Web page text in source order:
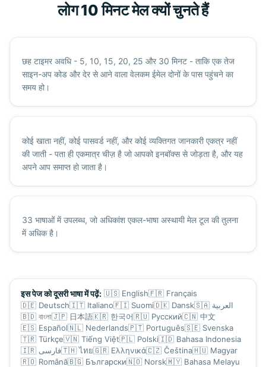
लोग 10 मिनट मेल क्यों चुनते हैं
छह टाइमर अवधि - 5, 10, 15, 20, 25 और 30 मिनट - ताकि एक तेज
साइन-अप कोड और देर से आने वाला वेलकम ईमेल दोनों के पास पहुंचने का
समय हो।
कोई खाता नहीं, कोई पासवर्ड नहीं, और कोई व्यक्तिगत जानकारी एकत्र नहीं
की जाती - पता ही एकमात्र चीज़ है जो आपको इनबॉक्स से जोड़ता है, और यह
अपने आप समाप्त हो जाता है।
33 भाषाओं में उपलब्ध, जो अधिकांश एकल-भाषा अस्थायी मेल टूल की तुलना
में अधिक है।
इस पेज को दूसरी भाषा में पढ़ें: 🇺🇸 English🇫🇷 Français
🇩🇪 Deutsch🇮🇹 Italiano🇫🇮 Suomi🇩🇰 Dansk🇸🇦 العربية
🇧🇩 বাংলা🇯🇵 日本語🇰🇷 한국어🇷🇺 Русский🇨🇳 中文
🇪🇸 Español🇳🇱 Nederlands🇵🇹 Português🇸🇪 Svenska
🇹🇷 Türkçe🇻🇳 Tiếng Việt🇵🇱 Polski🇮🇩 Bahasa Indonesia
🇮🇷 فارسی🇹🇭ไทย🇬🇷 Ελληνικά🇨🇿 Čeština🇭🇺 Magyar
🇷🇴 Română🇧🇬 Български🇳🇴 Norsk🇲🇾 Bahasa Melayu